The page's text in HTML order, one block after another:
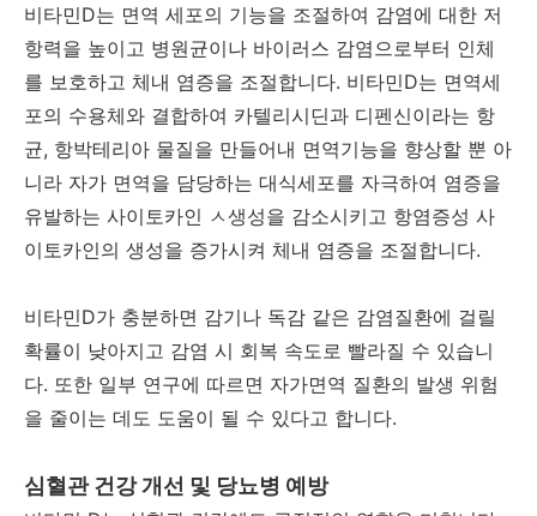
비타민D는 면역 세포의 기능을 조절하여 감염에 대한 저
항력을 높이고 병원균이나 바이러스 감염으로부터 인체
를 보호하고 체내 염증을 조절합니다. 비타민D는 면역세
포의 수용체와 결합하여 카텔리시딘과 디펜신이라는 항
균, 항박테리아 물질을 만들어내 면역기능을 향상할 뿐 아
니라 자가 면역을 담당하는 대식세포를 자극하여 염증을
유발하는 사이토카인 ㅅ생성을 감소시키고 항염증성 사
이토카인의 생성을 증가시켜 체내 염증을 조절합니다.
비타민D가 충분하면 감기나 독감 같은 감염질환에 걸릴
확률이 낮아지고 감염 시 회복 속도로 빨라질 수 있습니
다. 또한 일부 연구에 따르면 자가면역 질환의 발생 위험
을 줄이는 데도 도움이 될 수 있다고 합니다.
심혈관 건강 개선 및 당뇨병 예방